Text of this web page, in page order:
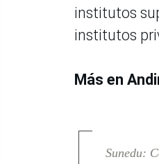
institutos
institutos
Más en
Sunedu: